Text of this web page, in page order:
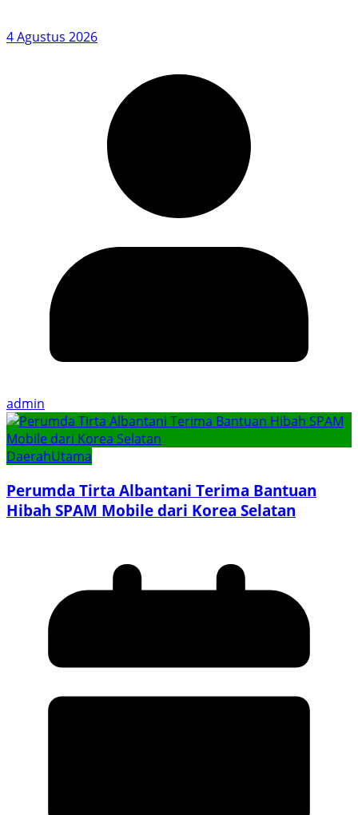
4 Agustus 2026
admin
DaerahUtama
Perumda Tirta Albantani Terima Bantuan
Hibah SPAM Mobile dari Korea Selatan